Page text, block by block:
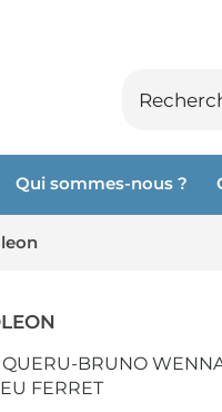
Qui sommes-nous ?
BRUNO
FERRET